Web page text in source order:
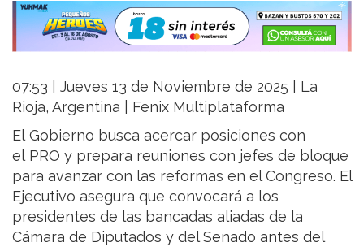
07:53 | Jueves 13 de Noviembre de 2025 | La
Rioja, Argentina | Fenix Multiplataforma
El Gobierno busca acercar posiciones con
el PRO y prepara reuniones con jefes de bloque
para avanzar con las reformas en el Congreso. El
Ejecutivo asegura que convocará a los
presidentes de las bancadas aliadas de la
Cámara de Diputados y del Senado antes del